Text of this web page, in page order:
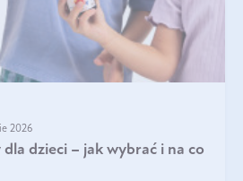
2026
dzieci – jak wybrać i na co